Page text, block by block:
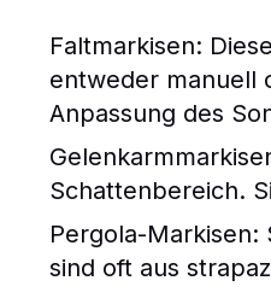
Faltmarkisen:
entweder manuell
Anpassung des
Schattenbereich.
Pergola-Markisen:
sind oft aus